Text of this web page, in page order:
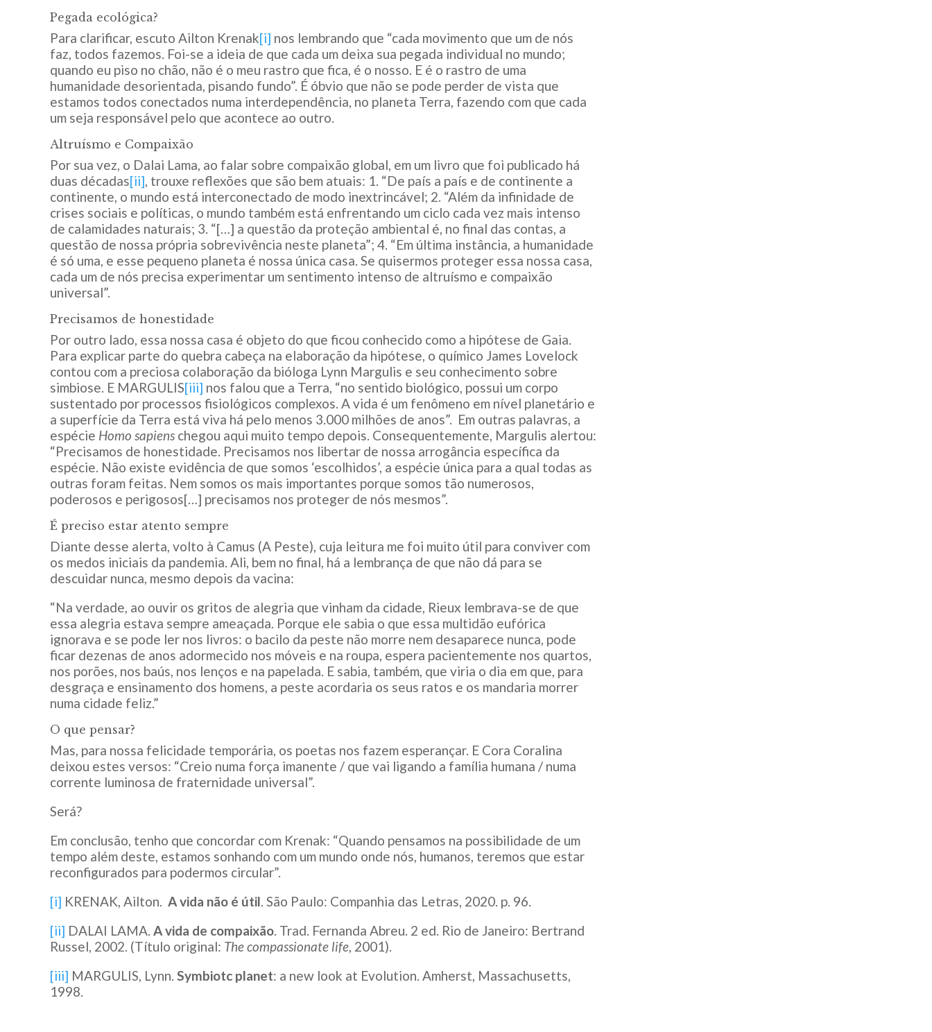
Pegada ecológica?
Para clarificar, escuto Ailton Krenak[i] nos lembrando que “cada movimento que um de nós
faz, todos fazemos. Foi-se a ideia de que cada um deixa sua pegada individual no mundo;
quando eu piso no chão, não é o meu rastro que fica, é o nosso. E é o rastro de uma
humanidade desorientada, pisando fundo”. É óbvio que não se pode perder de vista que
estamos todos conectados numa interdependência, no planeta Terra, fazendo com que cada
um seja responsável pelo que acontece ao outro.
Altruísmo e Compaixão
Por sua vez, o Dalai Lama, ao falar sobre compaixão global, em um livro que foi publicado há
duas décadas[ii], trouxe reflexões que são bem atuais: 1. “De país a país e de continente a
continente, o mundo está interconectado de modo inextrincável; 2. “Além da infinidade de
crises sociais e políticas, o mundo também está enfrentando um ciclo cada vez mais intenso
de calamidades naturais; 3. “[…] a questão da proteção ambiental é, no final das contas, a
questão de nossa própria sobrevivência neste planeta”; 4. “Em última instância, a humanidade
é só uma, e esse pequeno planeta é nossa única casa. Se quisermos proteger essa nossa casa,
cada um de nós precisa experimentar um sentimento intenso de altruísmo e compaixão
universal”.
Precisamos de honestidade
Por outro lado, essa nossa casa é objeto do que ficou conhecido como a hipótese de Gaia.
Para explicar parte do quebra cabeça na elaboração da hipótese, o químico James Lovelock
contou com a preciosa colaboração da bióloga Lynn Margulis e seu conhecimento sobre
simbiose. E MARGULIS[iii] nos falou que a Terra, “no sentido biológico, possui um corpo
sustentado por processos fisiológicos complexos. A vida é um fenômeno em nível planetário e
a superfície da Terra está viva há pelo menos 3.000 milhões de anos”. Em outras palavras, a
espécie Homo sapiens chegou aqui muito tempo depois. Consequentemente, Margulis alertou:
“Precisamos de honestidade. Precisamos nos libertar de nossa arrogância específica da
espécie. Não existe evidência de que somos ‘escolhidos’, a espécie única para a qual todas as
outras foram feitas. Nem somos os mais importantes porque somos tão numerosos,
poderosos e perigosos[…] precisamos nos proteger de nós mesmos”.
É preciso estar atento sempre
Diante desse alerta, volto à Camus (A Peste), cuja leitura me foi muito útil para conviver com
os medos iniciais da pandemia. Ali, bem no final, há a lembrança de que não dá para se
descuidar nunca, mesmo depois da vacina:
“Na verdade, ao ouvir os gritos de alegria que vinham da cidade, Rieux lembrava-se de que
essa alegria estava sempre ameaçada. Porque ele sabia o que essa multidão eufórica
ignorava e se pode ler nos livros: o bacilo da peste não morre nem desaparece nunca, pode
ficar dezenas de anos adormecido nos móveis e na roupa, espera pacientemente nos quartos,
nos porões, nos baús, nos lenços e na papelada. E sabia, também, que viria o dia em que, para
desgraça e ensinamento dos homens, a peste acordaria os seus ratos e os mandaria morrer
numa cidade feliz.”
O que pensar?
Mas, para nossa felicidade temporária, os poetas nos fazem esperançar. E Cora Coralina
deixou estes versos: “Creio numa força imanente / que vai ligando a família humana / numa
corrente luminosa de fraternidade universal”.
Será?
Em conclusão, tenho que concordar com Krenak: “Quando pensamos na possibilidade de um
tempo além deste, estamos sonhando com um mundo onde nós, humanos, teremos que estar
reconfigurados para podermos circular”.
[i] KRENAK, Ailton. A vida não é útil. São Paulo: Companhia das Letras, 2020. p. 96.
[ii] DALAI LAMA. A vida de compaixão. Trad. Fernanda Abreu. 2 ed. Rio de Janeiro: Bertrand
Russel, 2002. (Título original: The compassionate life, 2001).
[iii] MARGULIS, Lynn. Symbiotc planet: a new look at Evolution. Amherst, Massachusetts,
1998.